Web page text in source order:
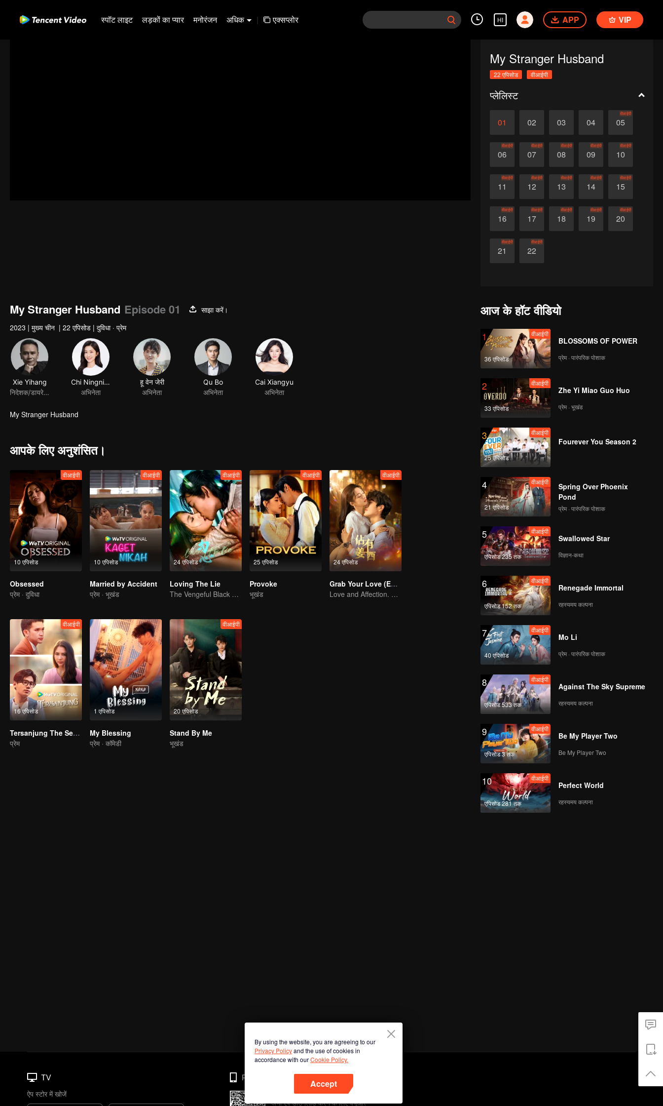
स्पॉट लाइट लड़कों का प्यार मनोरंजन अधिक | एक्सप्लोर HI APP VIP
My Stranger Husband
22 एपिसोड वीआईपी
प्लेलिस्ट
01 02 03 04 05
वीआईपी
06
वीआईपी
07
वीआईपी
08
वीआईपी
09
वीआईपी
10
वीआईपी
11
वीआईपी
12
वीआईपी
13
वीआईपी
14
वीआईपी
15
वीआईपी
16
वीआईपी
17
वीआईपी
18
वीआईपी
19
वीआईपी
20
वीआईपी
21
वीआईपी
22
वीआईपी
My Stranger Husband Episode 01
साझा करें।
2023 | मुख्य चीन | 22 एपिसोड | दुविधा · प्रेम
Xie Yihang
निदेशक/डायरेक्टर
Chi Ningning
अभिनेता
हू वेन जेरी
अभिनेता
Qu Bo
अभिनेता
Cai Xiangyu
अभिनेता
My Stranger Husband
आपके लिए अनुशंसित।
10 एपिसोड
वीआईपी
Obsessed
प्रेम · दुविधा
10 एपिसोड
वीआईपी
Married by Accident
प्रेम · भूखंड
24 एपिसोड
वीआईपी
Loving The Lie
The Vengeful Black Lotus Falls for the Rogue Young Master
25 एपिसोड
वीआईपी
Provoke
भूखंड
24 एपिसोड
वीआईपी
Grab Your Love (English Ver.)
Love and Affection. All is Well.
16 एपिसोड
वीआईपी
Tersanjung The Series
प्रेम
1 एपिसोड
My Blessing
प्रेम · कॉमेडी
20 एपिसोड
वीआईपी
Stand By Me
भूखंड
आज के हॉट वीडियो
1
36 एपिसोड
वीआईपी
BLOSSOMS OF POWER
प्रेम · पारंपरिक पोशाक
2
33 एपिसोड
वीआईपी
Zhe Yi Miao Guo Huo
प्रेम · भूखंड
3
25 एपिसोड
वीआईपी
Fourever You Season 2
4
21 एपिसोड
वीआईपी
Spring Over Phoenix
Pond
प्रेम · पारंपरिक पोशाक
5
एपिसोड 235 तक
वीआईपी
Swallowed Star
विज्ञान-कथा
6
एपिसोड 152 तक
वीआईपी
Renegade Immortal
रहस्यमय कल्पना
7
40 एपिसोड
वीआईपी
Mo Li
प्रेम · पारंपरिक पोशाक
8
एपिसोड 533 तक
वीआईपी
Against The Sky Supreme
रहस्यमय कल्पना
9
एपिसोड 3 तक
वीआईपी
Be My Player Two
Be My Player Two
10
एपिसोड 281 तक
वीआईपी
Perfect World
रहस्यमय कल्पना
By using the website, you are agreeing to our
Privacy Policyand the use of cookies in
accordance with ourCookie Policy.
Accept
TV
ऐप स्टोर में खोजें
Phone
अभी ऐप डाउनलोड करने के लिए क्यूआर